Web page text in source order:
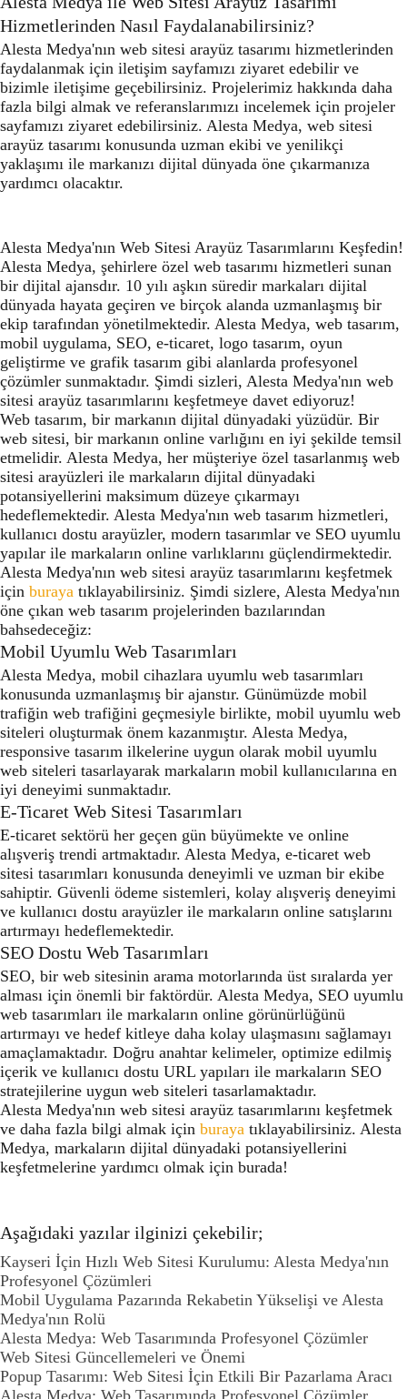
Hizmetlerinden Nasıl Faydalanabilirsiniz?
Alesta Medya'nın web sitesi arayüz tasarımı hizmetlerinden
faydalanmak için iletişim sayfamızı ziyaret edebilir ve
bizimle iletişime geçebilirsiniz. Projelerimiz hakkında daha
fazla bilgi almak ve referanslarımızı incelemek için projeler
sayfamızı ziyaret edebilirsiniz. Alesta Medya, web sitesi
arayüz tasarımı konusunda uzman ekibi ve yenilikçi
yaklaşımı ile markanızı dijital dünyada öne çıkarmanıza
yardımcı olacaktır.
Alesta Medya'nın Web Sitesi Arayüz Tasarımlarını Keşfedin!
Alesta Medya, şehirlere özel web tasarımı hizmetleri sunan
bir dijital ajansdır. 10 yılı aşkın süredir markaları dijital
dünyada hayata geçiren ve birçok alanda uzmanlaşmış bir
ekip tarafından yönetilmektedir. Alesta Medya, web tasarım,
mobil uygulama, SEO, e-ticaret, logo tasarım, oyun
geliştirme ve grafik tasarım gibi alanlarda profesyonel
çözümler sunmaktadır. Şimdi sizleri, Alesta Medya'nın web
sitesi arayüz tasarımlarını keşfetmeye davet ediyoruz!
Web tasarım, bir markanın dijital dünyadaki yüzüdür. Bir
web sitesi, bir markanın online varlığını en iyi şekilde temsil
etmelidir. Alesta Medya, her müşteriye özel tasarlanmış web
sitesi arayüzleri ile markaların dijital dünyadaki
potansiyellerini maksimum düzeye çıkarmayı
hedeflemektedir. Alesta Medya'nın web tasarım hizmetleri,
kullanıcı dostu arayüzler, modern tasarımlar ve SEO uyumlu
yapılar ile markaların online varlıklarını güçlendirmektedir.
Alesta Medya'nın web sitesi arayüz tasarımlarını keşfetmek
için buraya tıklayabilirsiniz. Şimdi sizlere, Alesta Medya'nın
öne çıkan web tasarım projelerinden bazılarından
bahsedeceğiz:
Mobil Uyumlu Web Tasarımları
Alesta Medya, mobil cihazlara uyumlu web tasarımları
konusunda uzmanlaşmış bir ajanstır. Günümüzde mobil
trafiğin web trafiğini geçmesiyle birlikte, mobil uyumlu web
siteleri oluşturmak önem kazanmıştır. Alesta Medya,
responsive tasarım ilkelerine uygun olarak mobil uyumlu
web siteleri tasarlayarak markaların mobil kullanıcılarına en
iyi deneyimi sunmaktadır.
E-Ticaret Web Sitesi Tasarımları
E-ticaret sektörü her geçen gün büyümekte ve online
alışveriş trendi artmaktadır. Alesta Medya, e-ticaret web
sitesi tasarımları konusunda deneyimli ve uzman bir ekibe
sahiptir. Güvenli ödeme sistemleri, kolay alışveriş deneyimi
ve kullanıcı dostu arayüzler ile markaların online satışlarını
artırmayı hedeflemektedir.
SEO Dostu Web Tasarımları
SEO, bir web sitesinin arama motorlarında üst sıralarda yer
alması için önemli bir faktördür. Alesta Medya, SEO uyumlu
web tasarımları ile markaların online görünürlüğünü
artırmayı ve hedef kitleye daha kolay ulaşmasını sağlamayı
amaçlamaktadır. Doğru anahtar kelimeler, optimize edilmiş
içerik ve kullanıcı dostu URL yapıları ile markaların SEO
stratejilerine uygun web siteleri tasarlamaktadır.
Alesta Medya'nın web sitesi arayüz tasarımlarını keşfetmek
ve daha fazla bilgi almak için buraya tıklayabilirsiniz. Alesta
Medya, markaların dijital dünyadaki potansiyellerini
keşfetmelerine yardımcı olmak için burada!
Aşağıdaki yazılar ilginizi çekebilir;
Kayseri İçin Hızlı Web Sitesi Kurulumu: Alesta Medya'nın
Profesyonel Çözümleri
Mobil Uygulama Pazarında Rekabetin Yükselişi ve Alesta
Medya'nın Rolü
Alesta Medya: Web Tasarımında Profesyonel Çözümler
Web Sitesi Güncellemeleri ve Önemi
Popup Tasarımı: Web Sitesi İçin Etkili Bir Pazarlama Aracı